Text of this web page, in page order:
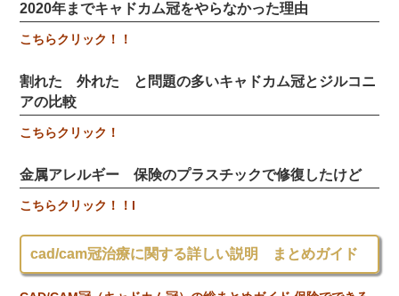
2020年までキャドカム冠をやらなかった理由
こちらクリック！！
割れた 外れた と問題の多いキャドカム冠とジルコニ
アの比較
こちらクリック！
金属アレルギー 保険のプラスチックで修復したけど
こちらクリック！！l
cad/cam冠治療に関する詳しい説明 まとめガイド